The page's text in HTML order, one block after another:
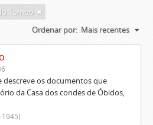
Tombo
Ordenar por: Mais recentes
os documentos que
da Casa dos condes de Óbidos,